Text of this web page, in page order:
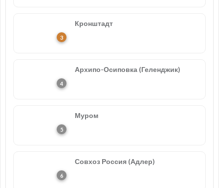
Кронштадт
Архипо-Осиповка (Геленджик)
Муром
Совхоз Россия (Адлер)